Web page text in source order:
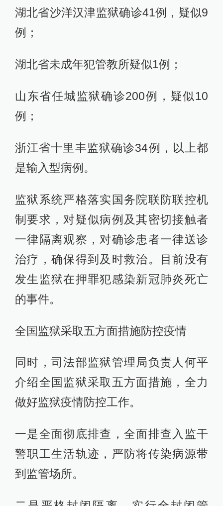
湖北省沙洋汉津监狱确诊41例，疑似9
例；
湖北省未成年犯管教所疑似1例；
山东省任城监狱确诊200例，疑似10
例；
浙江省十里丰监狱确诊34例，以上都
是输入型病例。
监狱系统严格落实国务院联防联控机
制要求，对疑似病例及其密切接触者
一律隔离观察，对确诊患者一律送诊
治疗，确保得到及时救治。目前没有
发生监狱在押罪犯感染新冠肺炎死亡
的事件。
全国监狱采取五方面措施防控疫情
同时，司法部监狱管理局负责人何平
介绍全国监狱采取五方面措施，全力
做好监狱疫情防控工作。
一是全面彻底排查，全面排查入监干
警职工生活轨迹，严防将传染病源带
到监管场所。